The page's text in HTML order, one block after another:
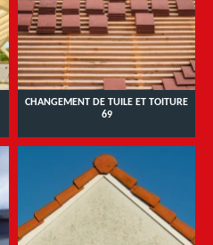
CHANGEMENT DE TUILE ET TOITURE
69